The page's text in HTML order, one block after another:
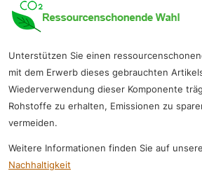
Unterstützen Sie einen
mit dem Erwerb dieses gebrauchten
Wiederverwendung dieser Komponente
Rohstoffe zu erhalten, Emissionen zu
vermeiden.
Weitere Informationen finden Sie auf
Nachhaltigkeit